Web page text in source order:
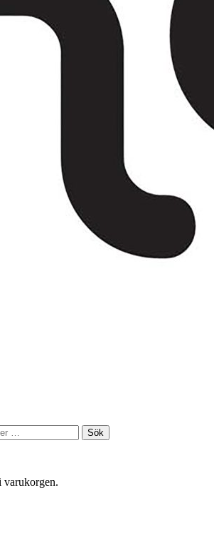
Sök
varukorgen.